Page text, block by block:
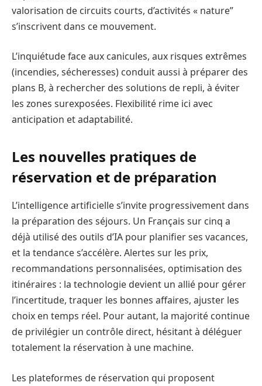
valorisation de circuits courts, d’activités « nature”
s’inscrivent dans ce mouvement.
L’inquiétude face aux canicules, aux risques extrêmes
(incendies, sécheresses) conduit aussi à préparer des
plans B, à rechercher des solutions de repli, à éviter
les zones surexposées. Flexibilité rime ici avec
anticipation et adaptabilité.
Les nouvelles pratiques de
réservation et de préparation
L’intelligence artificielle s’invite progressivement dans
la préparation des séjours. Un Français sur cinq a
déjà utilisé des outils d’IA pour planifier ses vacances,
et la tendance s’accélère. Alertes sur les prix,
recommandations personnalisées, optimisation des
itinéraires : la technologie devient un allié pour gérer
l’incertitude, traquer les bonnes affaires, ajuster les
choix en temps réel. Pour autant, la majorité continue
de privilégier un contrôle direct, hésitant à déléguer
totalement la réservation à une machine.
Les plateformes de réservation qui proposent